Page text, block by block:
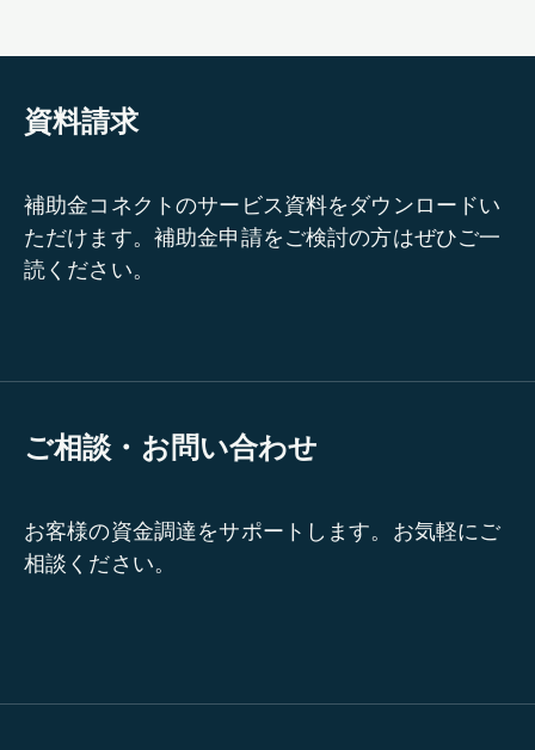
資料請求
補助金コネクトのサービス資料をダウンロードい
ただけます。補助金申請をご検討の方はぜひご一
読ください。
ご相談・お問い合わせ
お客様の資金調達をサポートします。お気軽にご
相談ください。